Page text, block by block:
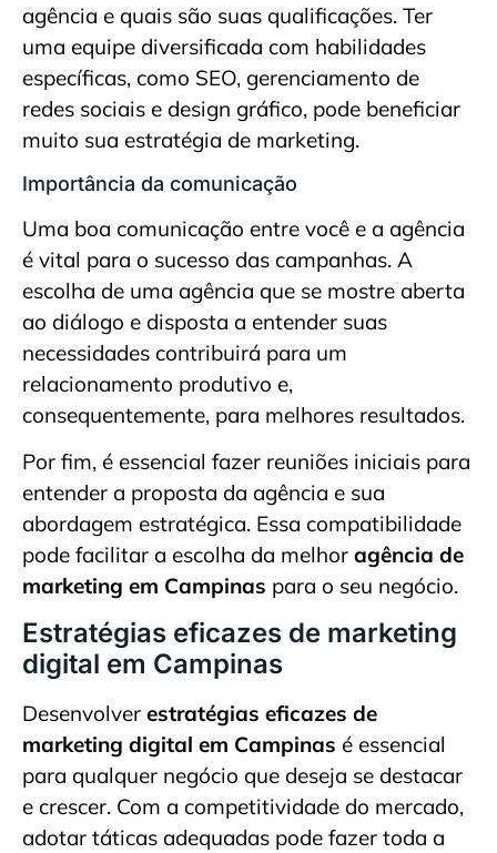
agência e quais são suas qualificações. Ter
uma equipe diversificada com habilidades
específicas, como SEO, gerenciamento de
redes sociais e design gráfico, pode beneficiar
muito sua estratégia de marketing.
Importância da comunicação
Uma boa comunicação entre você e a agência
é vital para o sucesso das campanhas. A
escolha de uma agência que se mostre aberta
ao diálogo e disposta a entender suas
necessidades contribuirá para um
relacionamento produtivo e,
consequentemente, para melhores resultados.
Por fim, é essencial fazer reuniões iniciais para
entender a proposta da agência e sua
abordagem estratégica. Essa compatibilidade
pode facilitar a escolha da melhor agência de
marketing em Campinas para o seu negócio.
Estratégias eficazes de marketing
digital em Campinas
Desenvolver estratégias eficazes de
marketing digital em Campinas é essencial
para qualquer negócio que deseja se destacar
e crescer. Com a competitividade do mercado,
adotar táticas adequadas pode fazer toda a